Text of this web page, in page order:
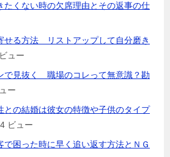
たくない時の欠席理由とその返事の仕
せる方法 リストアップして自分磨き
ュー
で見抜く 職場のコレって無意識？勘
ー
との結婚は彼女の特徴や子供のタイプ
ビュー
で困った時に早く追い返す方法とＮＧ